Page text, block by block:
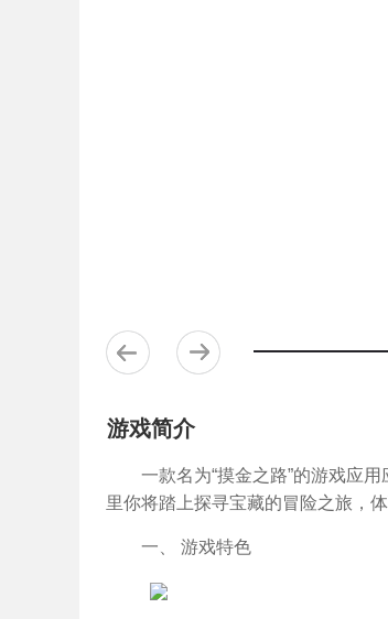
游戏简介
一款名为“摸金之路”的游戏应
里你将踏上探寻宝藏的冒险之旅，
一、 游戏特色